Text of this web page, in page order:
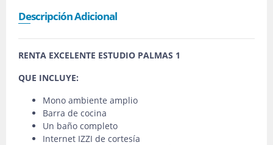
Descripción Adicional
RENTA EXCELENTE ESTUDIO PALMAS 1
QUE INCLUYE:
Mono ambiente amplio
Barra de cocina
Un baño completo
Internet IZZI de cortesía